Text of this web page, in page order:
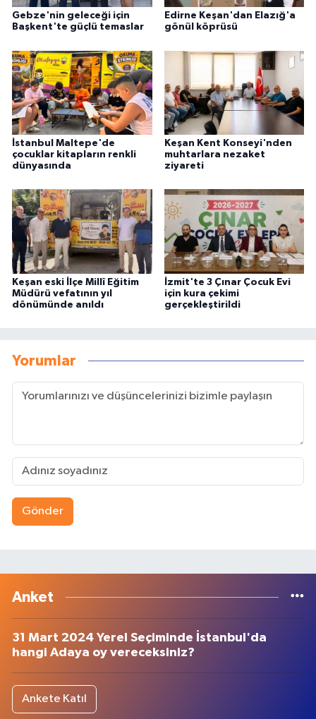
Gebze'nin geleceği için
Başkent'te güçlü temaslar
Edirne Keşan'dan Elazığ'a
gönül köprüsü
İstanbul Maltepe'de
çocuklar kitapların renkli
dünyasında
Keşan Kent Konseyi'nden
muhtarlara nezaket
ziyareti
Keşan eski İlçe Millî Eğitim
Müdürü vefatının yıl
dönümünde anıldı
İzmit'te 3 Çınar Çocuk Evi
için kura çekimi
gerçekleştirildi
Yorumlar
Gönder
Anket
31 Mart 2024 Yerel Seçiminde İstanbul'da
hangi Adaya oy vereceksiniz?
Ankete Katıl